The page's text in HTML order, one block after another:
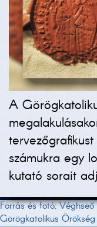
A
számukra egy
kutató sorait
Forrás és fotó:
Görögkatolikus